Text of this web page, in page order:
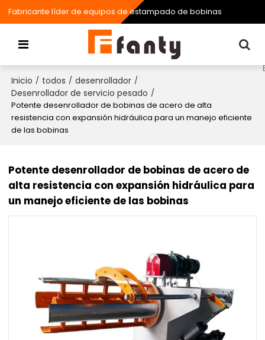
Fabricante líder de equipos de estampado de bobinas
Inicio / todos / desenrollador /
Desenrollador de servicio pesado /
Potente desenrollador de bobinas de acero de alta
resistencia con expansión hidráulica para un manejo eficiente
de las bobinas
Potente desenrollador de bobinas de acero de
alta resistencia con expansión hidráulica para
un manejo eficiente de las bobinas